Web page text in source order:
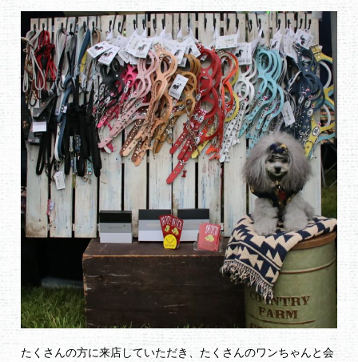
たくさんの方に来店していただき、たくさんのワンちゃんと会